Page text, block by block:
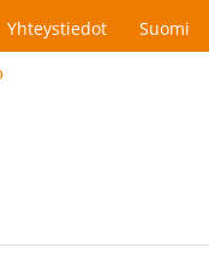
Yhteystiedot Suomi